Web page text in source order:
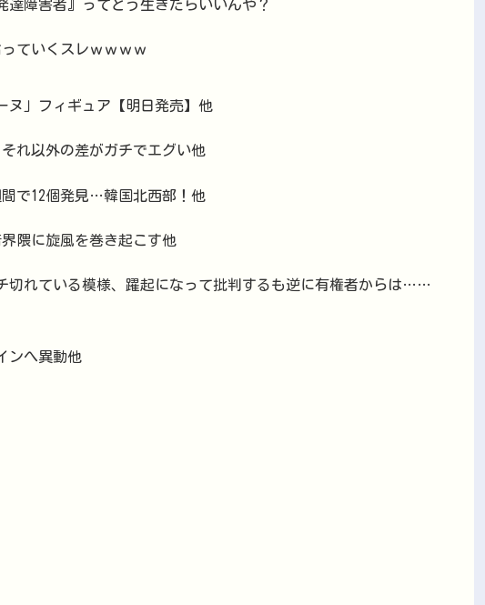
障害者』ってどう生きたらいいんや？
ていくスレｗｗｗｗ
ヌ」フィギュア【明日発売】他
それ以外の差がガチでエグい他
で12個発見…韓国北西部！他
隈に旋風を巻き起こす他
切れている模様、躍起になって批判するも逆に有権者からは……
ンへ異動他